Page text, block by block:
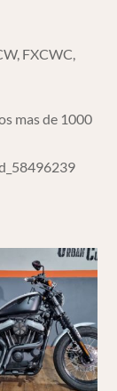
FXCWC,
mas de 1000